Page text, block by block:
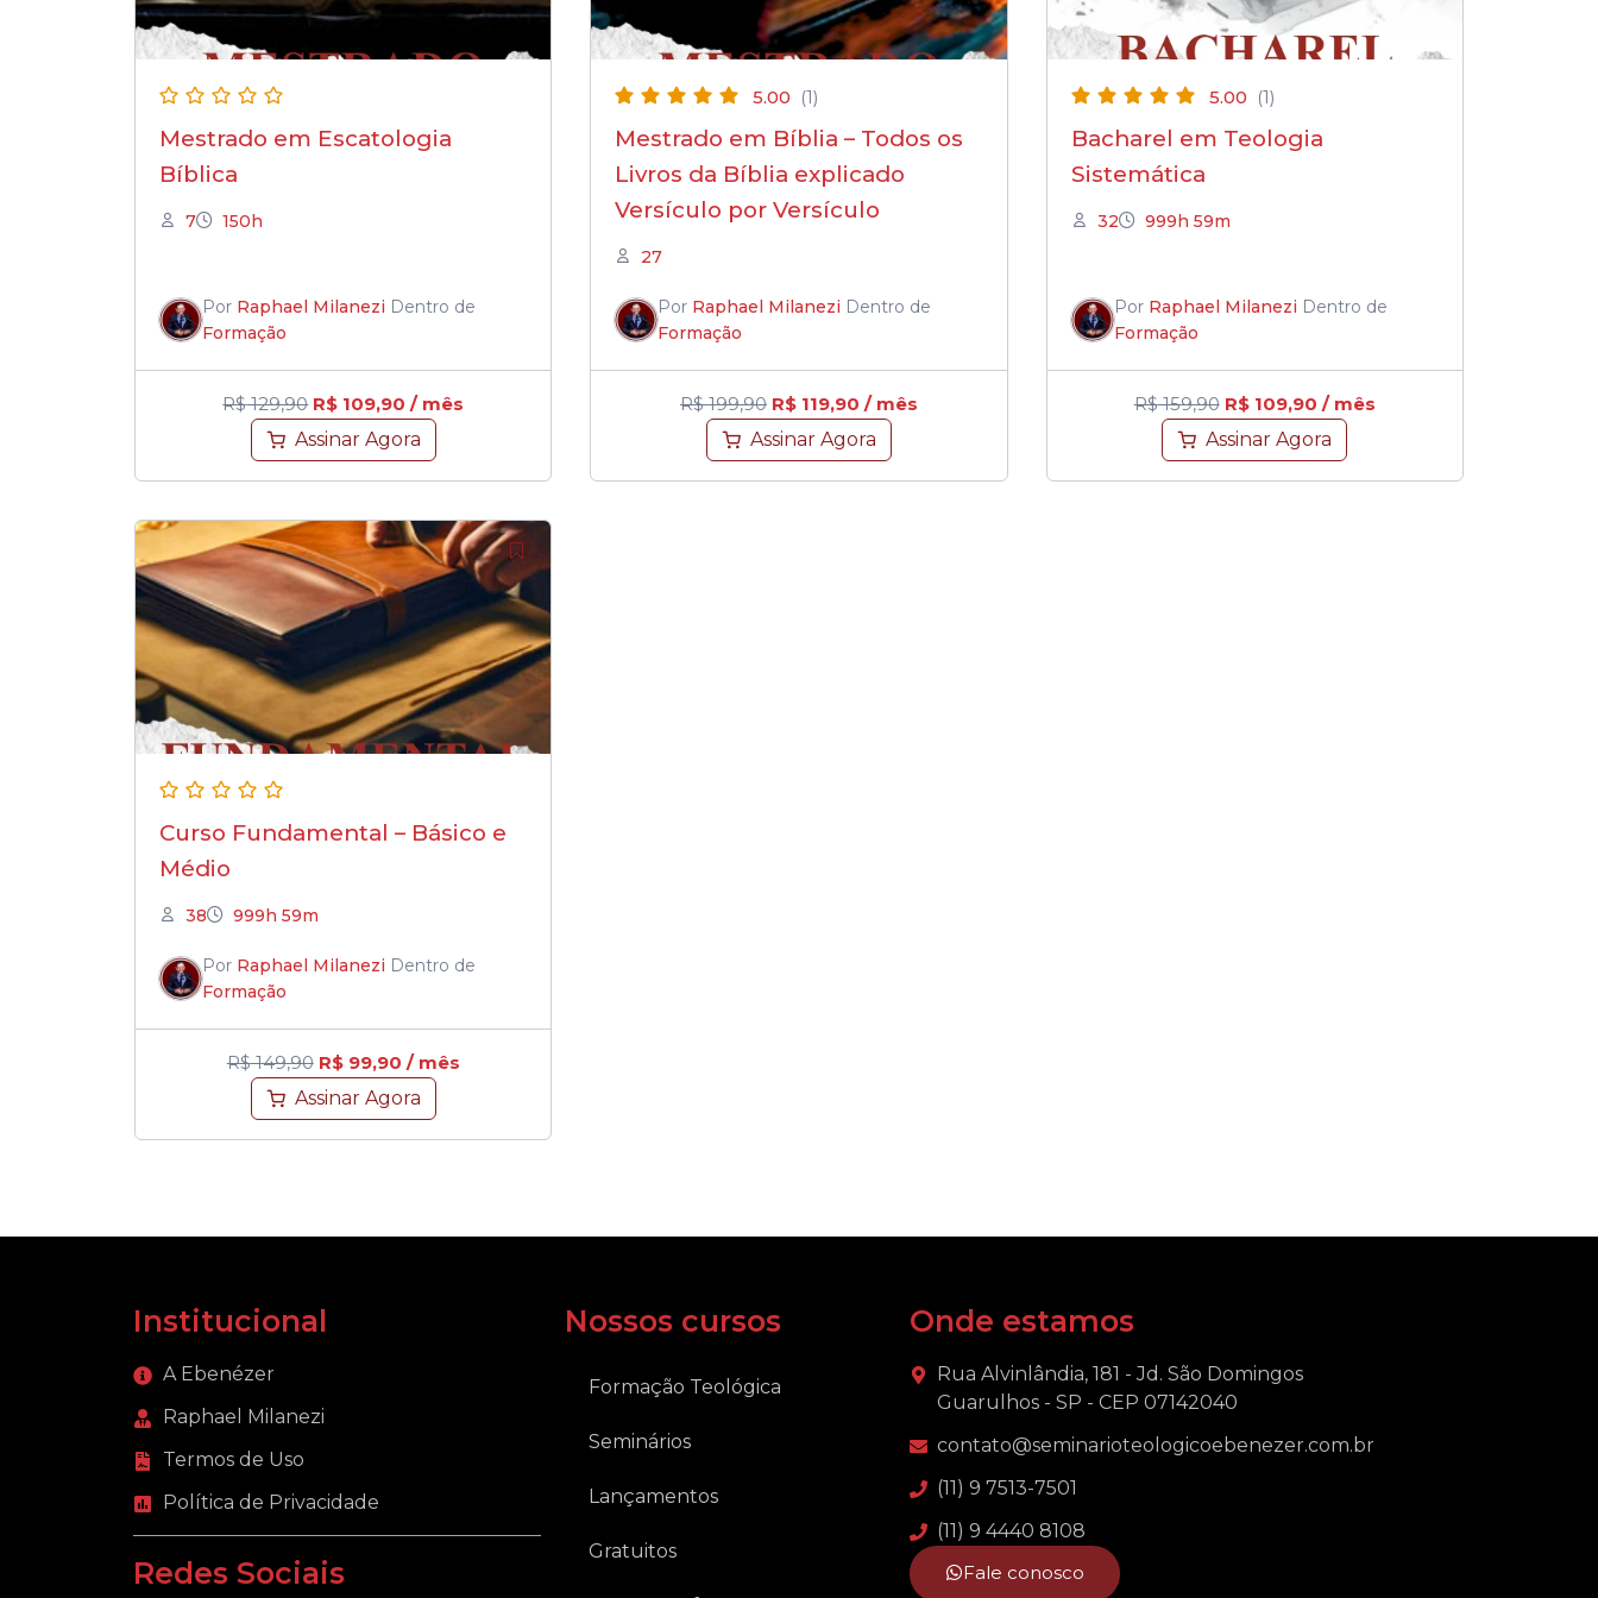
Mestrado em Escatologia
Bíblica
7 150h
Por Raphael Milanezi Dentro de
Formação
R$129,90 R$ 109,90 / mês
Assinar Agora
5.00 (1)
Mestrado em Bíblia – Todos os
Livros da Bíblia explicado
Versículo por Versículo
27
Por Raphael Milanezi Dentro de
Formação
R$199,90 R$119,90 / mês
Assinar Agora
5.00 (1)
Bacharel em Teologia
Sistemática
32 999h 59m
Por Raphael Milanezi Dentro de
Formação
R$159,90 R$109,90 / mês
Assinar Agora
Curso Fundamental – Básico e
Médio
38 999h 59m
Por Raphael Milanezi Dentro de
Formação
R$149,90
Original
price
was:
R$ 149,90.
R$99,90
Current
price
is:
R$ 99,90.
/ mês
Assinar Agora
Institucional
A Ebenézer
Raphael Milanezi
Termos de Uso
Política de Privacidade
Redes Sociais
Nossos cursos
Formação Teológica
Seminários
Lançamentos
Gratuitos
Onde estamos
Rua Alvinlândia, 181 - Jd. São Domingos
Guarulhos - SP - CEP 07142040
contato@seminarioteologicoebenezer.com.br
(11) 9 7513-7501
(11) 9 4440 8108
Fale conosco